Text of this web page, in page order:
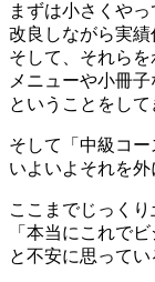
まずは小さくやっ
改良しながら実績
そして、それらを
メニューや小冊
ということをして
そして「中級コー
いよいよそれを外
ここまでじっくり
「本当にこれで
と不安に思って